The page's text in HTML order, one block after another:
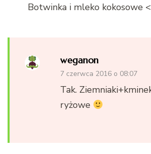
Botwinka i mleko kokosowe
weganon
7 czerwca 2016 o 08:07
Tak.
ryżowe